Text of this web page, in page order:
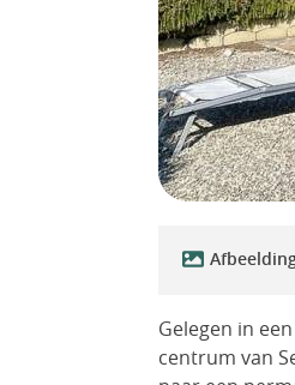
Gelegen in
centrum van